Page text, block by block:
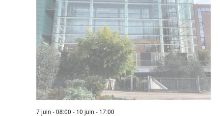
7 juin - 08:00 - 10 juin - 17:00